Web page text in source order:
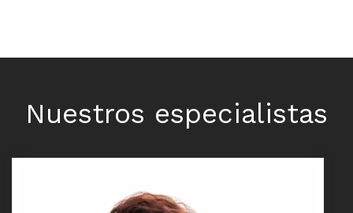
Nuestros especialistas